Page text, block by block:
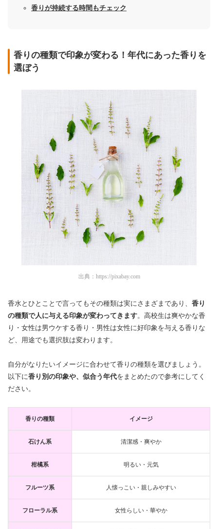
香りが持続する時間もチェック
香りの種類で印象が変わる！年代にあった香りを
選ぼう
出典： https://pixabay.com
香水とひとことで言ってもその種類は実にさまざまであり、 香り
の種類で人に与える印象が変わってきます。高校生は爽やかな香
り・女性は男ウケする香り・男性は女性に好印象を与える香りな
ど、用途でも選択肢は変わります。
自分がなりたいイメージに合わせて香りの種類を選びましょう。
以下に香り別の印象や、似合う年代をまとめたので参考にしてく
ださい。
香りの種類 イメージ
石けん系 清潔感・爽やか
柑橘系 明るい・元気
フルーツ系 人懐っこい・親しみやすい
フローラル系 女性らしい・華やか